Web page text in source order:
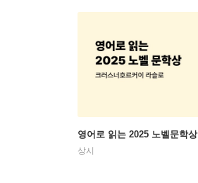
영어로 읽는 2025 노벨문학상
상시